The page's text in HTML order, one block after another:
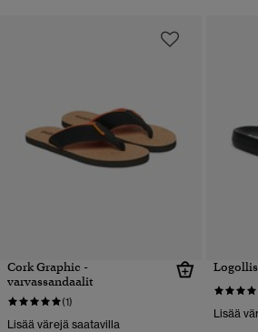
Cork Graphic -
varvassandaalit
(1)
Lisää värejä saatavilla
Lisää